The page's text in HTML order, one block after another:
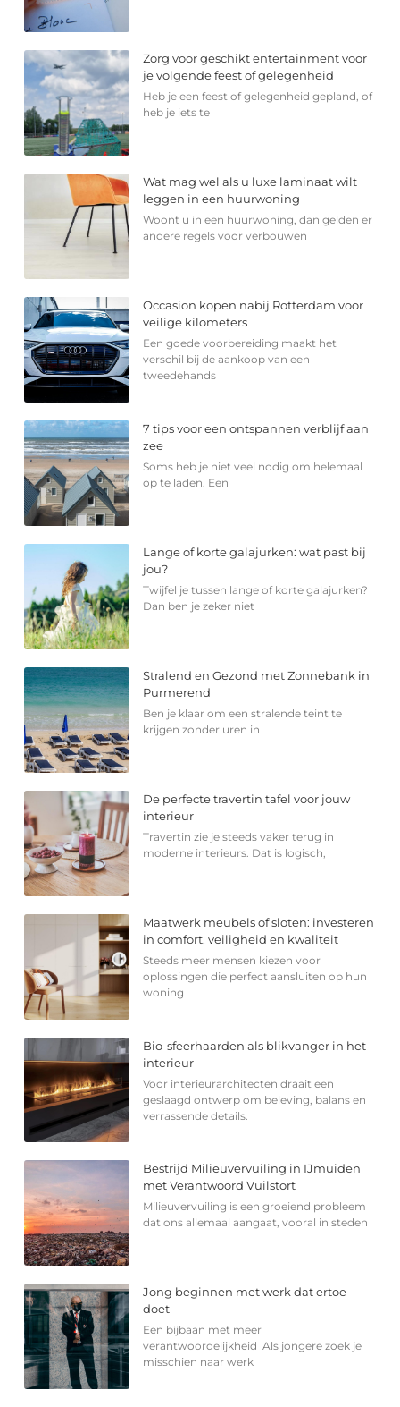
Zorg voor geschikt entertainment voor
je volgende feest of gelegenheid
Heb je een feest of gelegenheid gepland, of
heb je iets te
Wat mag wel als u luxe laminaat wilt
leggen in een huurwoning
Woont u in een huurwoning, dan gelden er
andere regels voor verbouwen
Occasion kopen nabij Rotterdam voor
veilige kilometers
Een goede voorbereiding maakt het
verschil bij de aankoop van een
tweedehands
7 tips voor een ontspannen verblijf aan
zee
Soms heb je niet veel nodig om helemaal
op te laden. Een
Lange of korte galajurken: wat past bij
jou?
Twijfel je tussen lange of korte galajurken?
Dan ben je zeker niet
Stralend en Gezond met Zonnebank in
Purmerend
Ben je klaar om een stralende teint te
krijgen zonder uren in
De perfecte travertin tafel voor jouw
interieur
Travertin zie je steeds vaker terug in
moderne interieurs. Dat is logisch,
Maatwerk meubels of sloten: investeren
in comfort, veiligheid en kwaliteit
Steeds meer mensen kiezen voor
oplossingen die perfect aansluiten op hun
woning
Bio-sfeerhaarden als blikvanger in het
interieur
Voor interieurarchitecten draait een
geslaagd ontwerp om beleving, balans en
verrassende details.
Bestrijd Milieuvervuiling in IJmuiden
met Verantwoord Vuilstort
Milieuvervuiling is een groeiend probleem
dat ons allemaal aangaat, vooral in steden
Jong beginnen met werk dat ertoe
doet
Een bijbaan met meer
verantwoordelijkheid Als jongere zoek je
misschien naar werk